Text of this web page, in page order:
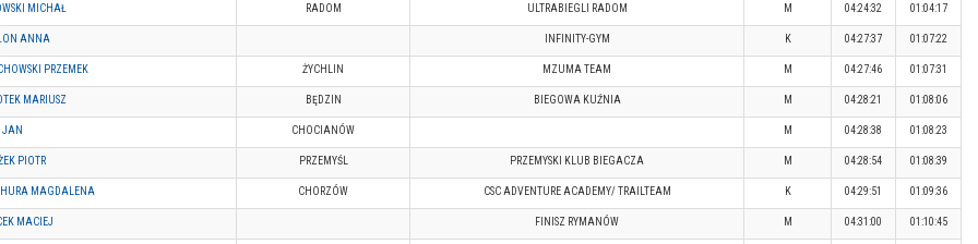
MICHAŁ RADOM ULTRABIEGLI RADOM M 04:24:32 01:04:17
ANNA INFINITY-GYM K 04:27:37 01:07:22
PRZEMEK ŻYCHLIN MZUMA TEAM M 04:27:46 01:07:31
MARIUSZ BĘDZIN BIEGOWA KUŹNIA M 04:28:21 01:08:06
JAN CHOCIANÓW M 04:28:38 01:08:23
PIOTR PRZEMYŚL PRZEMYSKI KLUB BIEGACZA M 04:28:54 01:08:39
MAGDALENA CHORZÓW CSC ADVENTURE ACADEMY/ TRAILTEAM K 04:29:51 01:09:36
MACIEJ FINISZ RYMANÓW M 04:31:00 01:10:45